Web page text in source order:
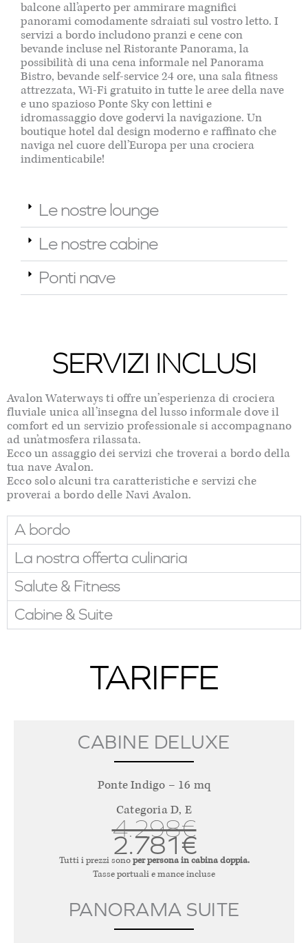
balcone all’aperto per ammirare magnifici
panorami comodamente sdraiati sul vostro letto. I
servizi a bordo includono pranzi e cene con
bevande incluse nel Ristorante Panorama, la
possibilità di una cena informale nel Panorama
Bistro, bevande self-service 24 ore, una sala fitness
attrezzata, Wi-Fi gratuito in tutte le aree della nave
e uno spazioso Ponte Sky con lettini e
idromassaggio dove godervi la navigazione. Un
boutique hotel dal design moderno e raffinato che
naviga nel cuore dell’Europa per una crociera
indimenticabile!
Le nostre lounge
Le nostre cabine
Ponti nave
SERVIZI INCLUSI
Avalon Waterways ti offre un’esperienza di crociera
fluviale unica all’insegna del lusso informale dove il
comfort ed un servizio professionale si accompagnano
ad un’atmosfera rilassata.
Ecco un assaggio dei servizi che troverai a bordo della
tua nave Avalon.
Ecco solo alcuni tra caratteristiche e servizi che
proverai a bordo delle Navi Avalon.
A bordo
La nostra offerta culinaria
Salute & Fitness
Cabine & Suite
TARIFFE
CABINE DELUXE
Ponte Indigo – 16 mq
Categoria D, E
4.298€
2.781€
Tutti i prezzi sonoper persona in cabina doppia.
Tasse portuali e mance incluse
PANORAMA SUITE